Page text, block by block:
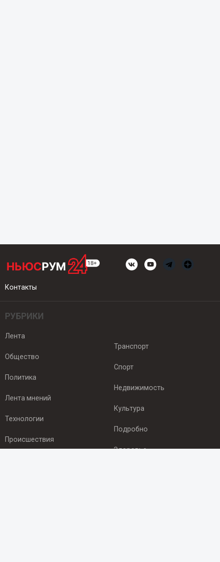
Контакты
РУБРИКИ
Лента
Общество
Политика
Лента мнений
Технологии
Происшествия
Транспорт
Спорт
Недвижимость
Культура
Подробно
Здоровье